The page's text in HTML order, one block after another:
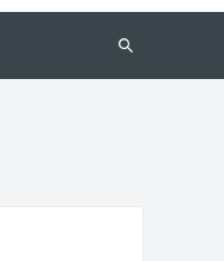
Kurse